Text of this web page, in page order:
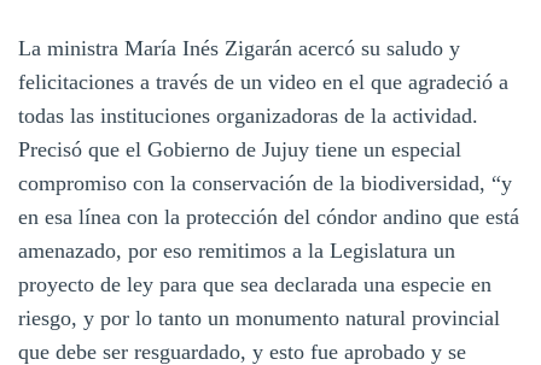
La ministra María Inés Zigarán acercó su saludo y
felicitaciones a través de un video en el que agradeció a
todas las instituciones organizadoras de la actividad.
Precisó que el Gobierno de Jujuy tiene un especial
compromiso con la conservación de la biodiversidad, “y
en esa línea con la protección del cóndor andino que está
amenazado, por eso remitimos a la Legislatura un
proyecto de ley para que sea declarada una especie en
riesgo, y por lo tanto un monumento natural provincial
que debe ser resguardado, y esto fue aprobado y se